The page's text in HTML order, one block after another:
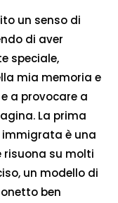
un senso di
di aver
speciale,
mia memoria e
a provocare a
La prima
è una
risuona su molti
un modello di
ben